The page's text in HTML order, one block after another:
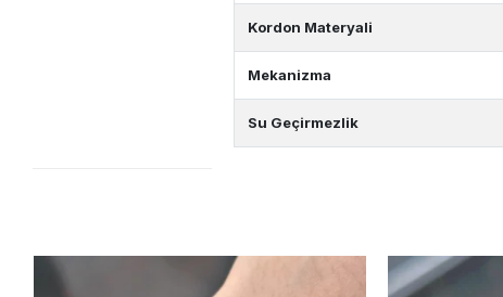
Kordon Materyali
Mekanizma
Su Geçirmezlik